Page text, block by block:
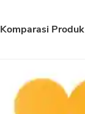
Komparasi Produk